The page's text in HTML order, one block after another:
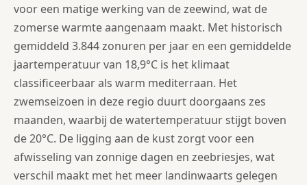
voor een matige werking van de zeewind, wat de
zomerse warmte aangenaam maakt. Met historisch
gemiddeld 3.844 zonuren per jaar en een gemiddelde
jaartemperatuur van 18,9°C is het klimaat
classificeerbaar als warm mediterraan. Het
zwemseizoen in deze regio duurt doorgaans zes
maanden, waarbij de watertemperatuur stijgt boven
de 20°C. De ligging aan de kust zorgt voor een
afwisseling van zonnige dagen en zeebriesjes, wat
verschil maakt met het meer landinwaarts gelegen